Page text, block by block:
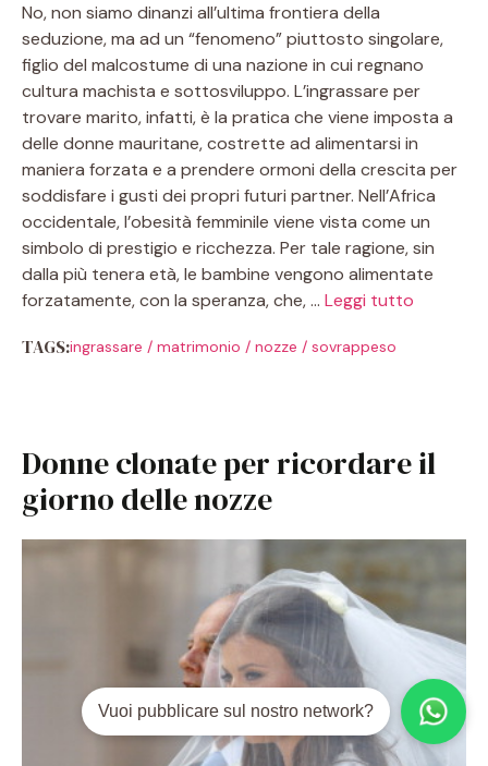
No, non siamo dinanzi all’ultima frontiera della
seduzione, ma ad un “fenomeno” piuttosto singolare,
figlio del malcostume di una nazione in cui regnano
cultura machista e sottosviluppo. L’ingrassare per
trovare marito, infatti, è la pratica che viene imposta a
delle donne mauritane, costrette ad alimentarsi in
maniera forzata e a prendere ormoni della crescita per
soddisfare i gusti dei propri futuri partner. Nell’Africa
occidentale, l’obesità femminile viene vista come un
simbolo di prestigio e ricchezza. Per tale ragione, sin
dalla più tenera età, le bambine vengono alimentate
forzatamente, con la speranza, che, … Leggi tutto
TAGS:ingrassare / matrimonio / nozze / sovrappeso
Donne clonate per ricordare il
giorno delle nozze
Vuoi pubblicare sul nostro network?